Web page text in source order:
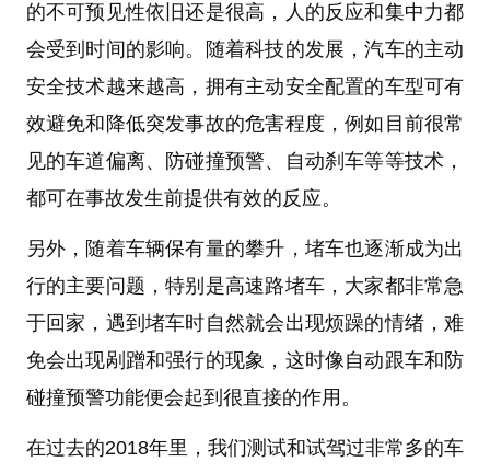
的不可预见性依旧还是很高，人的反应和集中力都
会受到时间的影响。随着科技的发展，汽车的主动
安全技术越来越高，拥有主动安全配置的车型可有
效避免和降低突发事故的危害程度，例如目前很常
见的车道偏离、防碰撞预警、自动刹车等等技术，
都可在事故发生前提供有效的反应。
另外，随着车辆保有量的攀升，堵车也逐渐成为出
行的主要问题，特别是高速路堵车，大家都非常急
于回家，遇到堵车时自然就会出现烦躁的情绪，难
免会出现剐蹭和强行的现象，这时像自动跟车和防
碰撞预警功能便会起到很直接的作用。
在过去的2018年里，我们测试和试驾过非常多的车